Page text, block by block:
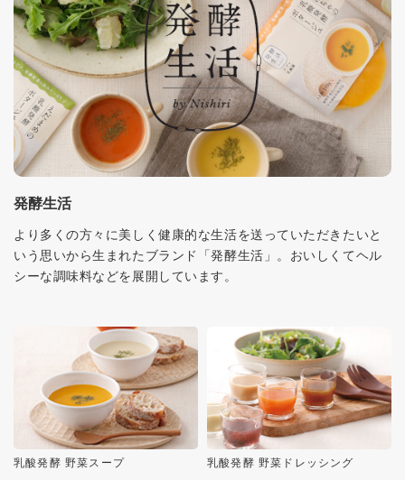
発酵生活
より多くの方々に美しく健康的な生活を送っていただきたいと
いう思いから生まれたブランド「発酵生活」。おいしくてヘル
シーな調味料などを展開しています。
乳酸発酵 野菜スープ 乳酸発酵 野菜ドレッシング